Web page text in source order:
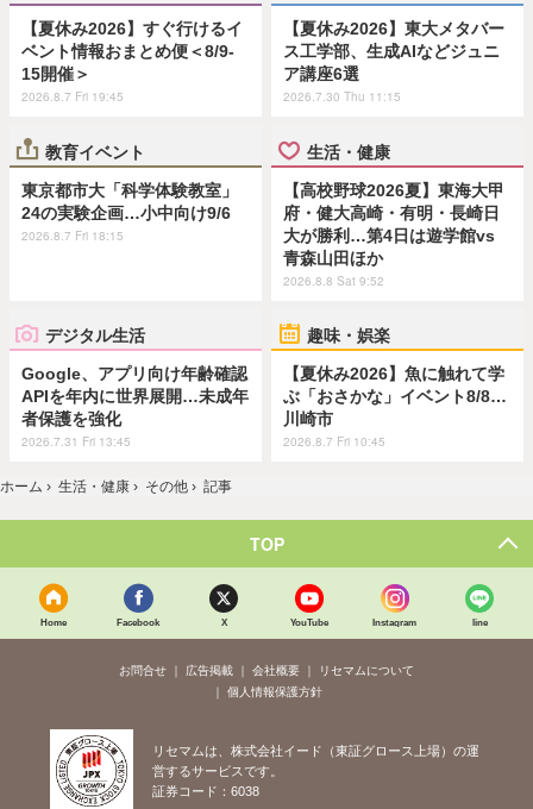
【夏休み2026】すぐ行けるイ
ベント情報おまとめ便＜8/9-
15開催＞
2026.8.7 Fri 19:45
【夏休み2026】東大メタバー
ス工学部、生成AIなどジュニ
ア講座6選
2026.7.30 Thu 11:15
教育イベント
東京都市大「科学体験教室」
24の実験企画…小中向け9/6
2026.8.7 Fri 18:15
生活・健康
【高校野球2026夏】東海大甲
府・健大高崎・有明・長崎日
大が勝利…第4日は遊学館vs
青森山田ほか
2026.8.8 Sat 9:52
デジタル生活
Google、アプリ向け年齢確認
APIを年内に世界展開…未成年
者保護を強化
2026.7.31 Fri 13:45
趣味・娯楽
【夏休み2026】魚に触れて学
ぶ「おさかな」イベント8/8…
川崎市
2026.8.7 Fri 10:45
ホーム › 生活・健康 › その他 › 記事
TOP
Home Facebook X YouTube Instagram line
お問合せ 広告掲載 会社概要
リセマムについて
個人情報保護方針
リセマムは、株式会社イード（東証グロース上場）の運
営するサービスです。
証券コード：6038